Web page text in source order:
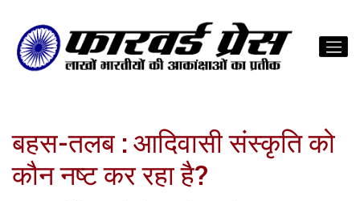
बहस-तलब : आदिवासी संस्कृति को
कौन नष्ट कर रहा है?